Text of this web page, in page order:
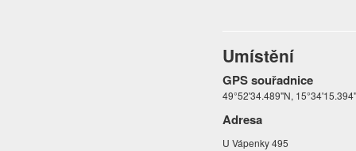
Umístění
GPS souřadnice
49°52'34.489"N,
Adresa
U Vápenky 495